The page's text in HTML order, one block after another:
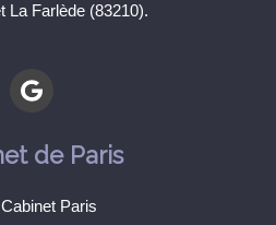
La Farlède (83210).
de Paris
Cabinet Paris